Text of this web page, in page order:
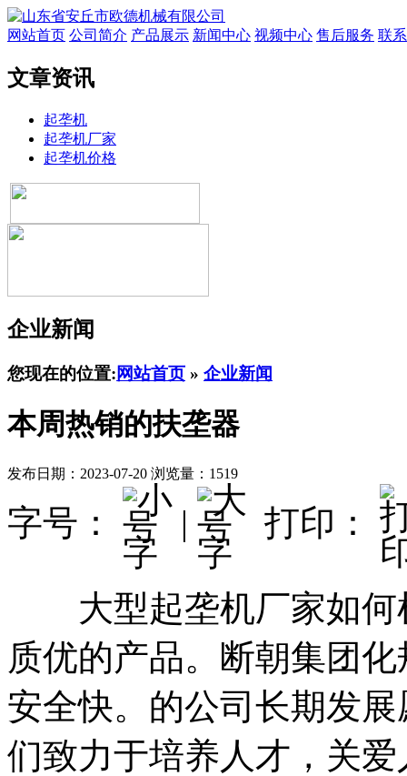
网站首页 公司简介 产品展示 新闻中心 视频中心 售后服务 联
文章资讯
起垄机
起垄机厂家
起垄机价格
企业新闻
您现在的位置:网站首页 » 企业新闻
本周热销的扶垄器
发布日期：2023-07-20 浏览量：1519
字号： | 打印：
大型起垄机厂家如何
质优的产品。断朝集团
安全快。的公司长期发
们致力于培养人才，关